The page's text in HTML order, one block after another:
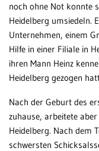
noch ohne Not konnte
Heidelberg umsiedeln.
Unternehmen, einem
Hilfe in einer Filiale in
ihren Mann Heinz
Heidelberg gezogen
Nach der Geburt des
zuhause, arbeitete
Heidelberg. Nach dem
schwersten